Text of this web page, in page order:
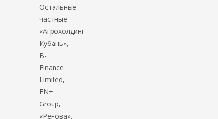
Остальные
частные:
«Агрохолдинг
Кубань»,
B-
Finance
Limited,
EN+
Group,
«Ренова»,